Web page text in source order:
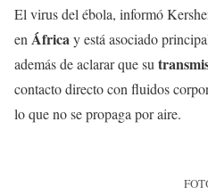
El virus del ébola, informó
en Áfricay está asociado
además de aclarar que su
contacto directo con fluidos
lo que no se propaga por aire.